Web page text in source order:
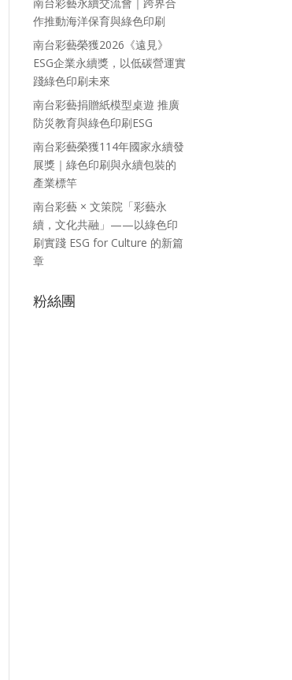
作推動海洋保育與綠色印刷
南台彩藝榮獲2026《遠見》
ESG企業永續獎，以低碳營運實
踐綠色印刷未來
南台彩藝捐贈紙模型桌遊 推廣
防災教育與綠色印刷ESG
南台彩藝榮獲114年國家永續發
展獎｜綠色印刷與永續包裝的
產業標竿
南台彩藝 × 文策院「彩藝永
續，文化共融」——以綠色印
刷實踐 ESG for Culture 的新篇
章
粉絲團